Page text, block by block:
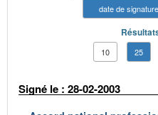
date de signature
10 25
Signé le : 28-02-2003